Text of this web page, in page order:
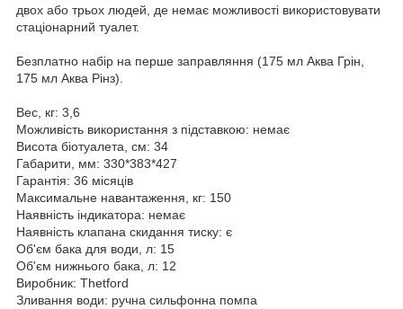
двох або трьох людей, де немає можливості використовувати
стаціонарний туалет.
Безплатно набір на перше заправляння (175 мл Аква Грін,
175 мл Аква Рінз).
Вес, кг: 3,6
Можливість використання з підставкою: немає
Висота біотуалета, см: 34
Габарити, мм: 330*383*427
Гарантія: 36 місяців
Максимальне навантаження, кг: 150
Наявність індикатора: немає
Наявність клапана скидання тиску: є
Об'єм бака для води, л: 15
Об'єм нижнього бака, л: 12
Виробник: Thetford
Зливання води: ручна сильфонна помпа